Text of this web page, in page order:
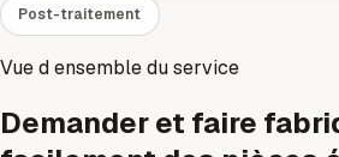
Post-traitement
Vue d ensemble du service
Demander et faire